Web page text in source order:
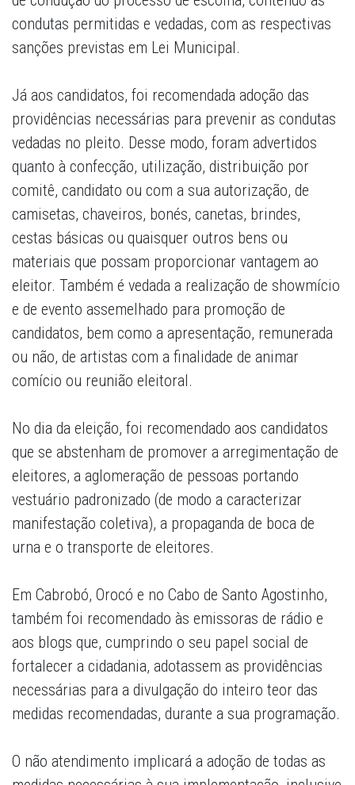
condutas permitidas e vedadas, com as respectivas
sanções previstas em Lei Municipal.
Já aos candidatos, foi recomendada adoção das
providências necessárias para prevenir as condutas
vedadas no pleito. Desse modo, foram advertidos
quanto à confecção, utilização, distribuição por
comitê, candidato ou com a sua autorização, de
camisetas, chaveiros, bonés, canetas, brindes,
cestas básicas ou quaisquer outros bens ou
materiais que possam proporcionar vantagem ao
eleitor. Também é vedada a realização de showmício
e de evento assemelhado para promoção de
candidatos, bem como a apresentação, remunerada
ou não, de artistas com a finalidade de animar
comício ou reunião eleitoral.
No dia da eleição, foi recomendado aos candidatos
que se abstenham de promover a arregimentação de
eleitores, a aglomeração de pessoas portando
vestuário padronizado (de modo a caracterizar
manifestação coletiva), a propaganda de boca de
urna e o transporte de eleitores.
Em Cabrobó, Orocó e no Cabo de Santo Agostinho,
também foi recomendado às emissoras de rádio e
aos blogs que, cumprindo o seu papel social de
fortalecer a cidadania, adotassem as providências
necessárias para a divulgação do inteiro teor das
medidas recomendadas, durante a sua programação.
O não atendimento implicará a adoção de todas as